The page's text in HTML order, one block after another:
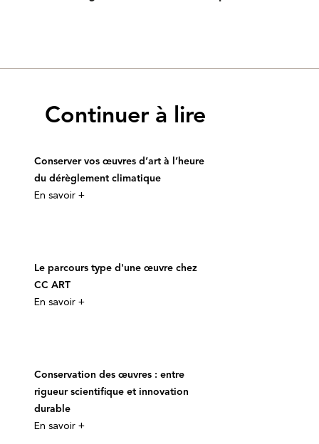
Continuer à lire
Conserver vos œuvres d’art à l’heure
du dérèglement climatique
En savoir +
Le parcours type d'une œuvre chez
CC ART
En savoir +
Conservation des œuvres : entre
rigueur scientifique et innovation
durable
En savoir +